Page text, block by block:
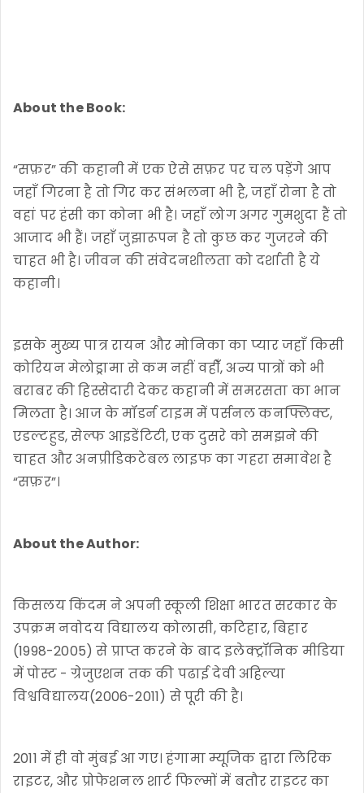
About the Book:
“सफ़र” की कहानी में एक ऐसे सफ़र पर चल पड़ेंगे आप
जहाँ गिरना है तो गिर कर संभलना भी है, जहाँ रोना है तो
वहां पर हंसी का कोना भी है। जहाँ लोग अगर गुमशुदा हैं तो
आजाद भी हैं। जहाँ जुझारूपन है तो कुछ कर गुजरने की
चाहत भी है। जीवन की संवेदनशीलता को दर्शाती है ये
कहानी।
इसके मुख्य पात्र रायन और मोनिका का प्यार जहाँ किसी
कोरियन मेलोड्रामा से कम नहीं वहीँ, अन्य पात्रों को भी
बराबर की हिस्सेदारी देकर कहानी में समरसता का भान
मिलता है। आज के मॉडर्न टाइम में पर्सनल कनफ्लिक्ट,
एडल्टहुड, सेल्फ आइडेंटिटी, एक दुसरे को समझने की
चाहत और अनप्रीडिकटेबल लाइफ का गहरा समावेश है
“सफ़र”।
About the Author:
किसलय किंदम ने अपनी स्कूली शिक्षा भारत सरकार के
उपक्रम नवोदय विद्यालय कोलासी, कटिहार, बिहार
(1998-2005) से प्राप्त करने के बाद इलेक्ट्रॉनिक मीडिया
में पोस्ट - ग्रेजुएशन तक की पढाई देवी अहिल्या
विश्वविद्यालय(2006-2011) से पूरी की है।
2011 में ही वो मुंबई आ गए। हंगामा म्यूजिक द्वारा लिरिक
राइटर, और प्रोफेशनल शार्ट फिल्मों में बतौर राइटर का